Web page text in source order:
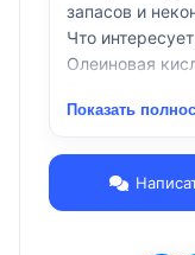
запасов и
Что
Олеиновая
продукцию по
Просрочка
годности).
Показать